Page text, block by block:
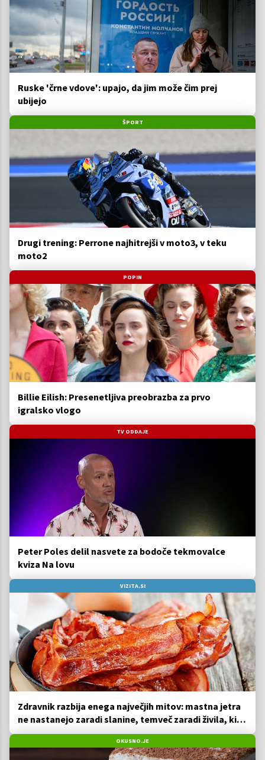
Ruske 'črne vdove': upajo, da jim može čim prej
ubijejo
ŠPORT
Drugi trening: Perrone najhitrejši v moto3, v teku
moto2
POPIN
Billie Eilish: Presenetljiva preobrazba za prvo
igralsko vlogo
TV ODDAJE
Peter Poles delil nasvete za bodoče tekmovalce
kviza Na lovu
VIZITA.SI
Zdravnik razbija enega največjih mitov: mastna jetra
ne nastanejo zaradi slanine, temveč zaradi živila, ki
ga imamo vsi radi
OKUSNO.JE